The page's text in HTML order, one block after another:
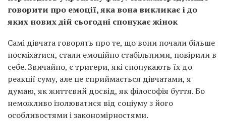
говорити про емоції, яка вона викликає і до
яких нових дій сьогодні спонукає жінок
Самі дівчата говорять про те, що вони почали більше
посміхатися, стали емоційно стабільними, повірили в
себе. Звичайно, є тригери, які спонукають їх до
реакції суму, але це сприймається дівчатами, я
думаю, як життєвий досвід, як філософія буття. Бо
неможливо ізолюватися від соціуму з його
особливостями і закономірностями.